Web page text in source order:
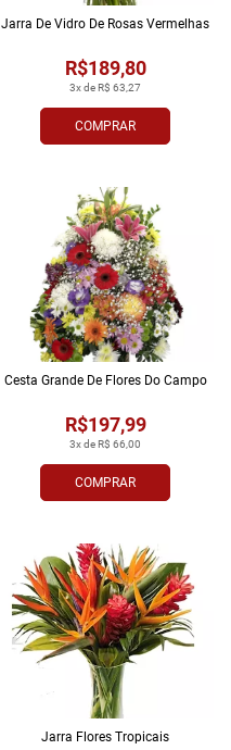
COMPRAR
3x de R$ 63,27
R$189,80
Jarra De Vidro De Rosas Vermelhas
COMPRAR
3x de R$ 66,00
R$197,99
Cesta Grande De Flores Do Campo
Jarra Flores Tropi­cais